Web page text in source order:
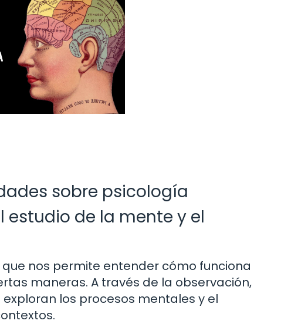
sobre psicología
estudio de la mente y el
nos permite entender cómo funciona
maneras. A través de la observación,
los procesos mentales y el